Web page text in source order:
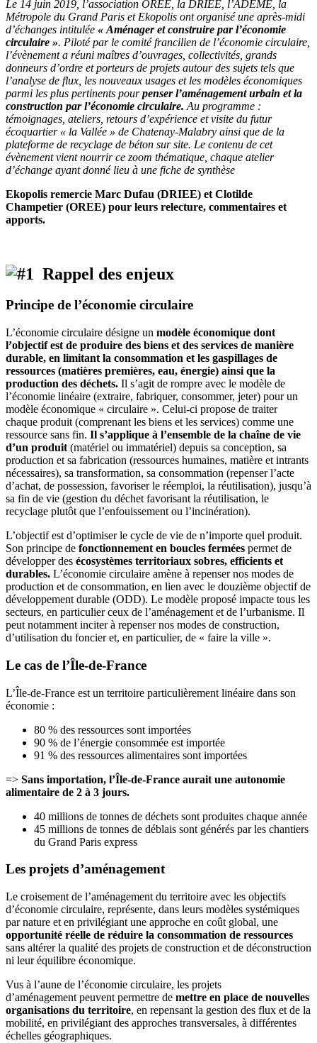
Le 14 juin 2019, l’association ORÉE, la DRIEE, l’ADEME, la
Métropole du Grand Paris et Ekopolis ont organisé une après-midi
d’échanges intitulée « Aménager et construire par l’économie
circulaire ». Piloté par le comité francilien de l’économie circulaire,
l’évènement a réuni maîtres d’ouvrages, collectivités, grands
donneurs d’ordre et porteurs de projets autour des sujets tels que
l’analyse de flux, les nouveaux usages et les modèles économiques
parmi les plus pertinents pourpenser l’aménagement urbain et la
construction par l’économie circulaire. Au programme :
témoignages, ateliers, retours d’expérience et visite du futur
écoquartier « la Vallée » de Chatenay-Malabry ainsi que de la
plateforme de recyclage de béton sur site. Le contenu de cet
évènement vient nourrir ce zoom thématique, chaque atelier
d’échange ayant donné lieu à une fiche de synthèse
Ekopolis remercie Marc Dufau (DRIEE) et Clotilde
Champetier (OREE) pour leurs relecture, commentaires et
apports.
Rappel des enjeux
Principe de l’économie circulaire
L’économie circulaire désigne un modèle économique dont
l’objectif est de produire des biens et des services de manière
durable, en limitant la consommation et les gaspillages de
ressources (matières premières, eau, énergie) ainsi que la
production des déchets. Il s’agit de rompre avec le modèle de
l’économie linéaire (extraire, fabriquer, consommer, jeter) pour un
modèle économique « circulaire ». Celui-ci propose de traiter
chaque produit (comprenant les biens et les services) comme une
ressource sans fin. Il s’applique à l’ensemble de la chaîne de vie
d’un produit (matériel ou immatériel) depuis sa conception, sa
production et sa fabrication (ressources humaines, matière et intrants
nécessaires), sa transformation, sa consommation (repenser l’acte
d’achat, de possession, favoriser le réemploi, la réutilisation), jusqu’à
sa fin de vie (gestion du déchet favorisant la réutilisation, le
recyclage plutôt que l’enfouissement ou l’incinération).
L’objectif est d’optimiser le cycle de vie de n’importe quel produit.
Son principe de fonctionnement en boucles fermées permet de
développer des écosystèmes territoriaux sobres, efficients et
durables. L’économie circulaire amène à repenser nos modes de
production et de consommation, en lien avec le douzième objectif de
développement durable (ODD). Le modèle proposé impacte tous les
secteurs, en particulier ceux de l’aménagement et de l’urbanisme. Il
peut notamment inciter à repenser nos modes de construction,
d’utilisation du foncier et, en particulier, de « faire la ville ».
Le cas de l’Île-de-France
L’Île-de-France est un territoire particulièrement linéaire dans son
économie :
80 % des ressources sont importées
90 % de l’énergie consommée est importée
91 % des ressources alimentaires sont importées
=> Sans importation, l’Île-de-France aurait une autonomie
alimentaire de 2 à 3 jours.
40 millions de tonnes de déchets sont produites chaque année
45 millions de tonnes de déblais sont générés par les chantiers
du Grand Paris express
Les projets d’aménagement
Le croisement de l’aménagement du territoire avec les objectifs
d’économie circulaire, représente, dans leurs modèles systémiques
par nature et en privilégiant une approche en coût global, une
opportunité réelle de réduire la consommation de ressources
sans altérer la qualité des projets de construction et de déconstruction
ni leur équilibre économique.
Vus à l’aune de l’économie circulaire, les projets
d’aménagement peuvent permettre de mettre en place de nouvelles
organisations du territoire, en repensant la gestion des flux et de la
mobilité, en privilégiant des approches transversales, à différentes
échelles géographiques.